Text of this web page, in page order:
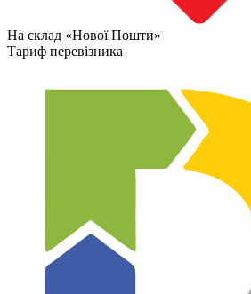
На склад «Нової Пошти»
Тариф перевізника